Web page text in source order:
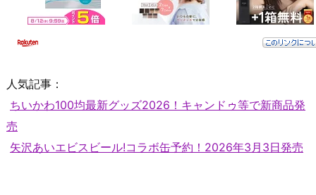
人気記事：
ちいかわ100均最新グッズ2026！キャンドゥ等で新商品発
売
矢沢あいエビスビール!コラボ缶予約！2026年3月3日発売